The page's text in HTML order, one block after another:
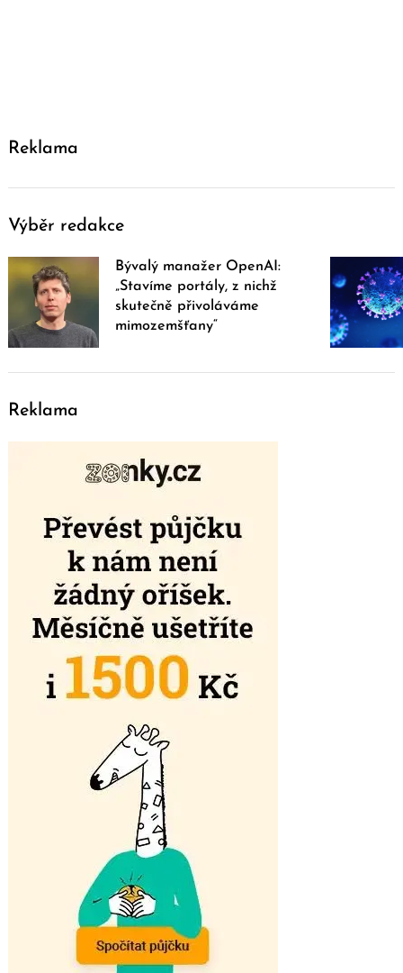
Reklama
Výběr redakce
Bývalý manažer OpenAI:
„Stavíme portály, z nichž
skutečně přivoláváme
mimozemšťany“
Reklama